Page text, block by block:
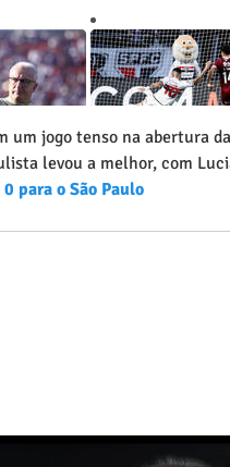
um jogo tenso na abertura
levou a melhor, com
para o São Paulo